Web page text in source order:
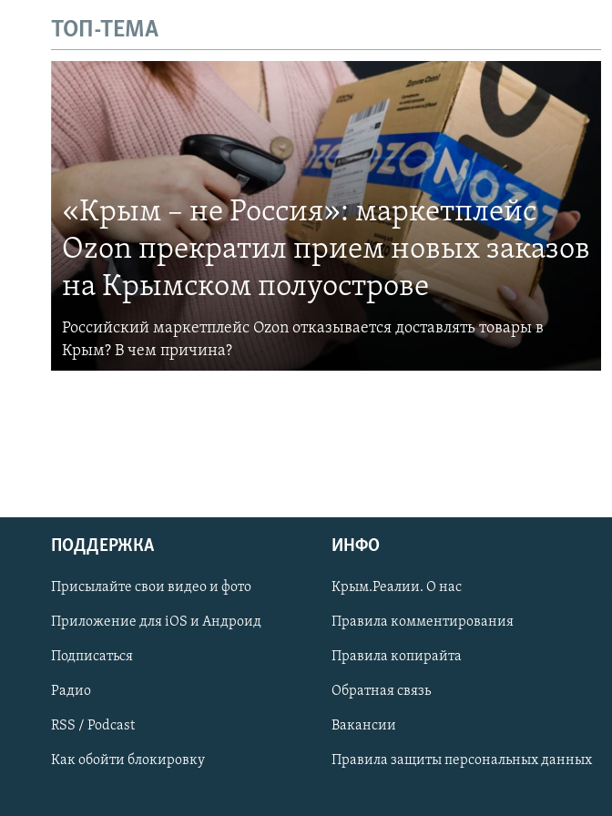
Українською
Qırımtatar
ПРИСОЕДИНЯЙТЕСЬ!
ТОП-ТЕМА
«Крым – не Россия»: маркетплейс
Ozon прекратил прием новых заказов
на Крымском полуострове
Российский маркетплейс Ozon отказывается доставлять товары в
Крым? В чем причина?
ПОДДЕРЖКА
Присылайте свои видео и фото
Приложение для iOS и Андроид
Подписаться
Радио
RSS / Podcast
Как обойти блокировку
ИНФО
Крым.Реалии. О нас
Правила комментирования
Правила копирайта
Обратная связь
Вакансии
Правила защиты персональных данных